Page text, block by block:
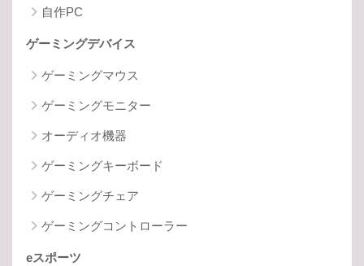
自作PC
ゲーミングデバイス
ゲーミングマウス
ゲーミングモニター
オーディオ機器
ゲーミングキーボード
ゲーミングチェア
ゲーミングコントローラー
eスポーツ